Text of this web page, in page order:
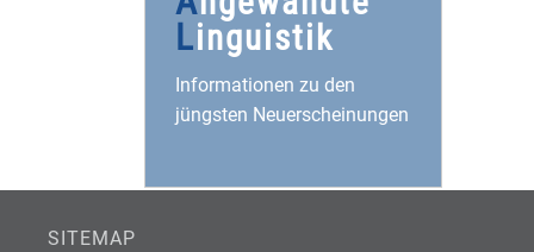
Linguistik
Informationen zu den
jüngsten Neuerscheinungen
SITEMAP